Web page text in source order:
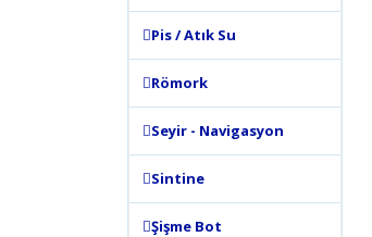
Pis / Atık Su
Römork
Seyir - Navigasyon
Sintine
Şişme Bot